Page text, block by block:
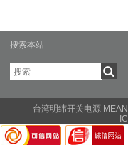
搜索本站
台湾明纬开关电源